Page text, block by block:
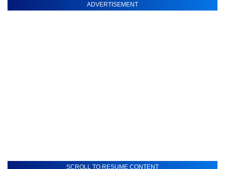
ADVERTISEMENT
SCROLL TO RESUME CONTENT